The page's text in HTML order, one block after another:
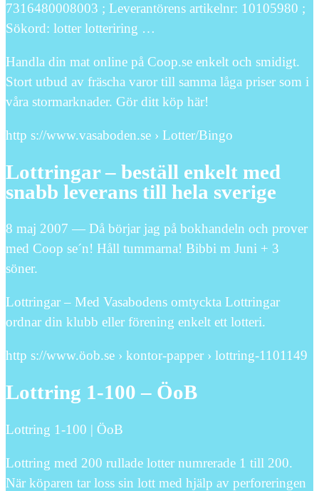
7316480008003 ; Leverantörens artikelnr: 10105980 ;
Sökord: lotter lotteriring …
Handla din mat online på Coop.se enkelt och smidigt.
Stort utbud av fräscha varor till samma låga priser som i
våra stormarknader. Gör ditt köp här!
http s://www.vasaboden.se › Lotter/Bingo
Lottringar – beställ enkelt med
snabb leverans till hela sverige
8 maj 2007 — Då börjar jag på bokhandeln och prover
med Coop se´n! Håll tummarna! Bibbi m Juni + 3
söner.
Lottringar – Med Vasabodens omtyckta Lottringar
ordnar din klubb eller förening enkelt ett lotteri.
http s://www.öob.se › kontor-papper › lottring-1101149
Lottring 1-100 – ÖoB
Lottring 1-100 | ÖoB
Lottring med 200 rullade lotter numrerade 1 till 200.
När köparen tar loss sin lott med hjälp av perforeringen